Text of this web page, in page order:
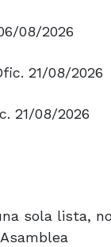
08/2026
21/08/2026
21/08/2026
sola lista,